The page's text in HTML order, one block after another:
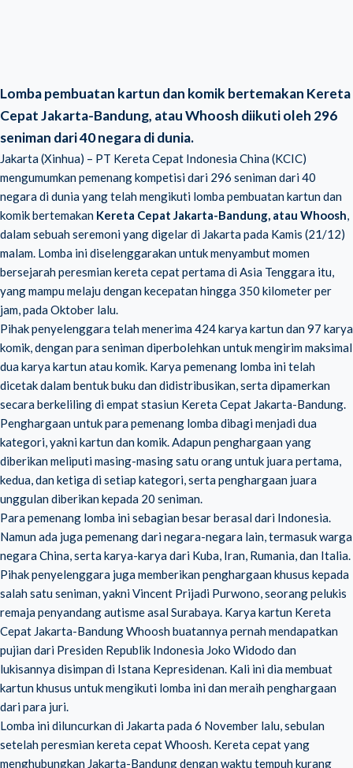
Lomba pembuatan kartun dan komik bertemakan Kereta
Cepat Jakarta-Bandung, atau Whoosh diikuti oleh 296
seniman dari 40 negara di dunia.
Jakarta (Xinhua) – PT Kereta Cepat Indonesia China (KCIC)
mengumumkan pemenang kompetisi dari 296 seniman dari 40
negara di dunia yang telah mengikuti lomba pembuatan kartun dan
komik bertemakan Kereta Cepat Jakarta-Bandung, atau Whoosh,
dalam sebuah seremoni yang digelar di Jakarta pada Kamis (21/12)
malam. Lomba ini diselenggarakan untuk menyambut momen
bersejarah peresmian kereta cepat pertama di Asia Tenggara itu,
yang mampu melaju dengan kecepatan hingga 350 kilometer per
jam, pada Oktober lalu.
Pihak penyelenggara telah menerima 424 karya kartun dan 97 karya
komik, dengan para seniman diperbolehkan untuk mengirim maksimal
dua karya kartun atau komik. Karya pemenang lomba ini telah
dicetak dalam bentuk buku dan didistribusikan, serta dipamerkan
secara berkeliling di empat stasiun Kereta Cepat Jakarta-Bandung.
Penghargaan untuk para pemenang lomba dibagi menjadi dua
kategori, yakni kartun dan komik. Adapun penghargaan yang
diberikan meliputi masing-masing satu orang untuk juara pertama,
kedua, dan ketiga di setiap kategori, serta penghargaan juara
unggulan diberikan kepada 20 seniman.
Para pemenang lomba ini sebagian besar berasal dari Indonesia.
Namun ada juga pemenang dari negara-negara lain, termasuk warga
negara China, serta karya-karya dari Kuba, Iran, Rumania, dan Italia.
Pihak penyelenggara juga memberikan penghargaan khusus kepada
salah satu seniman, yakni Vincent Prijadi Purwono, seorang pelukis
remaja penyandang autisme asal Surabaya. Karya kartun Kereta
Cepat Jakarta-Bandung Whoosh buatannya pernah mendapatkan
pujian dari Presiden Republik Indonesia Joko Widodo dan
lukisannya disimpan di Istana Kepresidenan. Kali ini dia membuat
kartun khusus untuk mengikuti lomba ini dan meraih penghargaan
dari para juri.
Lomba ini diluncurkan di Jakarta pada 6 November lalu, sebulan
setelah peresmian kereta cepat Whoosh. Kereta cepat yang
menghubungkan Jakarta-Bandung dengan waktu tempuh kurang